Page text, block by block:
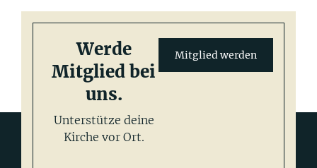
Werde
Mitglied bei
uns.
Unterstütze deine
Kirche vor Ort.
Mitglied werden